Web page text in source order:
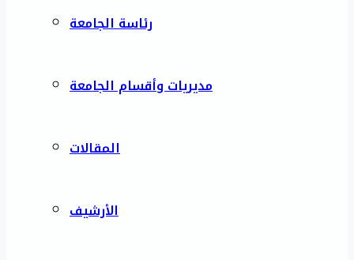
رئاسة الجامعة
مديريات وأقسام الجامعة
المقالات
الأرشيف